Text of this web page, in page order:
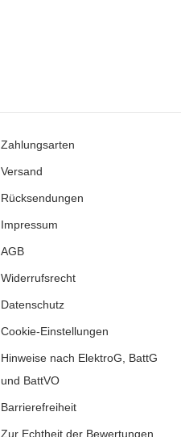
Zahlungsarten
Versand
Rücksendungen
Impressum
AGB
Widerrufsrecht
Datenschutz
Cookie-Einstellungen
Hinweise nach ElektroG, BattG
und BattVO
Barrierefreiheit
Zur Echtheit der Bewertungen